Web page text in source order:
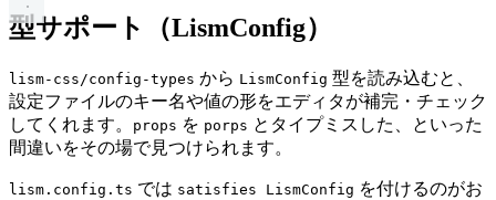
型サポート（LismConfig）
lism-css/config-types から LismConfig 型を読み込むと、
設定ファイルのキー名や値の形をエディタが補完・チェック
してくれます。
props を porps とタイプミスした、といった
間違いをその場で見つけられます。
lism.config.ts では satisfies LismConfig を付けるのがお